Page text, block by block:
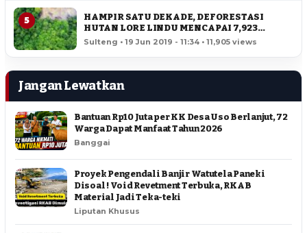
5
HAMPIR SATU DEKADE, DEFORESTASI
HUTAN LORE LINDU MENCAPAI 7,923
HEKTAR
Sulteng • 19 Jun 2019 - 11:34 • 11,905 views
Jangan Lewatkan
Bantuan Rp10 Juta per KK Desa Uso Berlanjut, 72
Warga Dapat Manfaat Tahun 2026
Banggai
Proyek Pengendali Banjir Watutela Paneki
Disoal ! Void Revetment Terbuka, RKAB
Material Jadi Teka-teki
Liputan Khusus